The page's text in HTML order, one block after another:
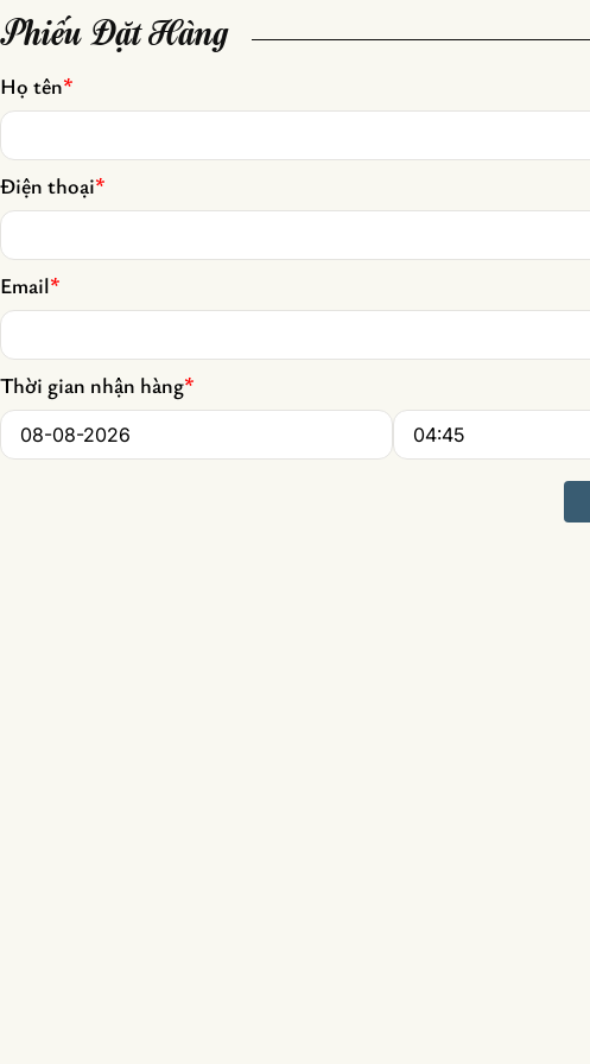
Phiếu Đặt Hàng
Họ tên*
Điện thoại*
Email*
Thời gian nhận hàng*
Date* Time*